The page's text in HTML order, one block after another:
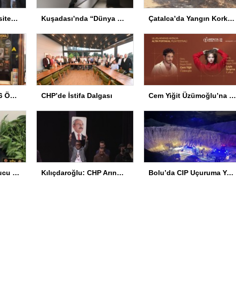
Kılıçdaroğlu Üniversitesi Tercih Merkezi’ni Ziyaret Etti Kuşadası’nda “Dünya Hâlâ Çiçek Açıyor” sergisi sanatseverlerle buluşuyor Çatalca’da Yangın Korkuttu
Fantasİstanbul 2026 Ödül Töreni Yapıldı CHP’de İstifa Dalgası Cem Yiğit Üzümoğlu’na Genç Başarı Ödülü
Sorgun’da Uyuşturucu Operasyonu Kılıçdaroğlu: CHP Arınmak Zorunda Bolu’da CIP Uçuruma Yuvarlandı: 2 Ölü, 1 Yaralı